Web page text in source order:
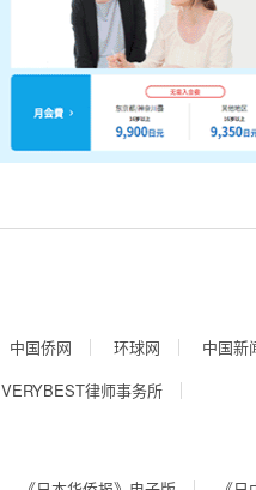
中国侨网 环球网
中国新
VERYBEST律师事务所